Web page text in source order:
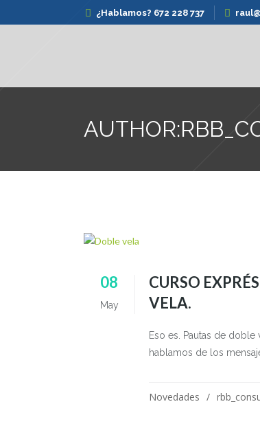
¿Hablamos? 672 228 737
08
May
CURSO
VELA.
Eso es. Pautas de
hablamos de los
Novedades